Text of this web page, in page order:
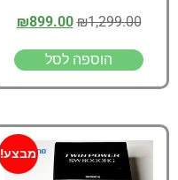
₪1,299.00
₪899.00
הוספה לסל
מבצע!